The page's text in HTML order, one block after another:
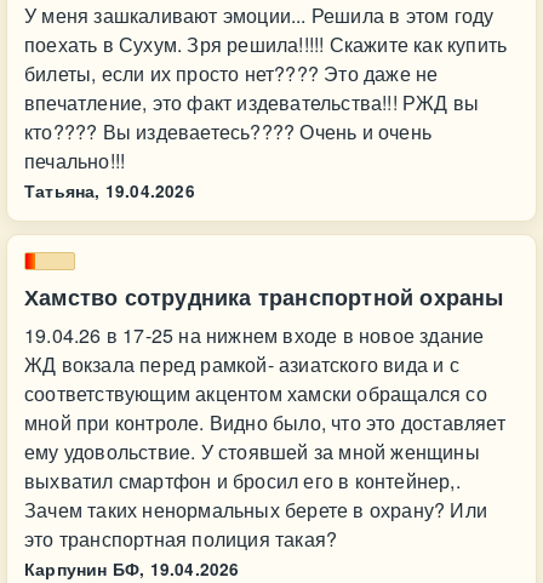
У меня зашкаливают эмоции... Решила в этом году
поехать в Сухум. Зря решила!!!!! Скажите как купить
билеты, если их просто нет???? Это даже не
впечатление, это факт издевательства!!! РЖД вы
кто???? Вы издеваетесь???? Очень и очень
печально!!!
Татьяна, 19.04.2026
Хамство сотрудника транспортной охраны
19.04.26 в 17-25 на нижнем входе в новое здание
ЖД вокзала перед рамкой- азиатского вида и с
соответствующим акцентом хамски обращался со
мной при контроле. Видно было, что это доставляет
ему удовольствие. У стоявшей за мной женщины
выхватил смартфон и бросил его в контейнер,.
Зачем таких ненормальных берете в охрану? Или
это транспортная полиция такая?
Карпунин БФ, 19.04.2026